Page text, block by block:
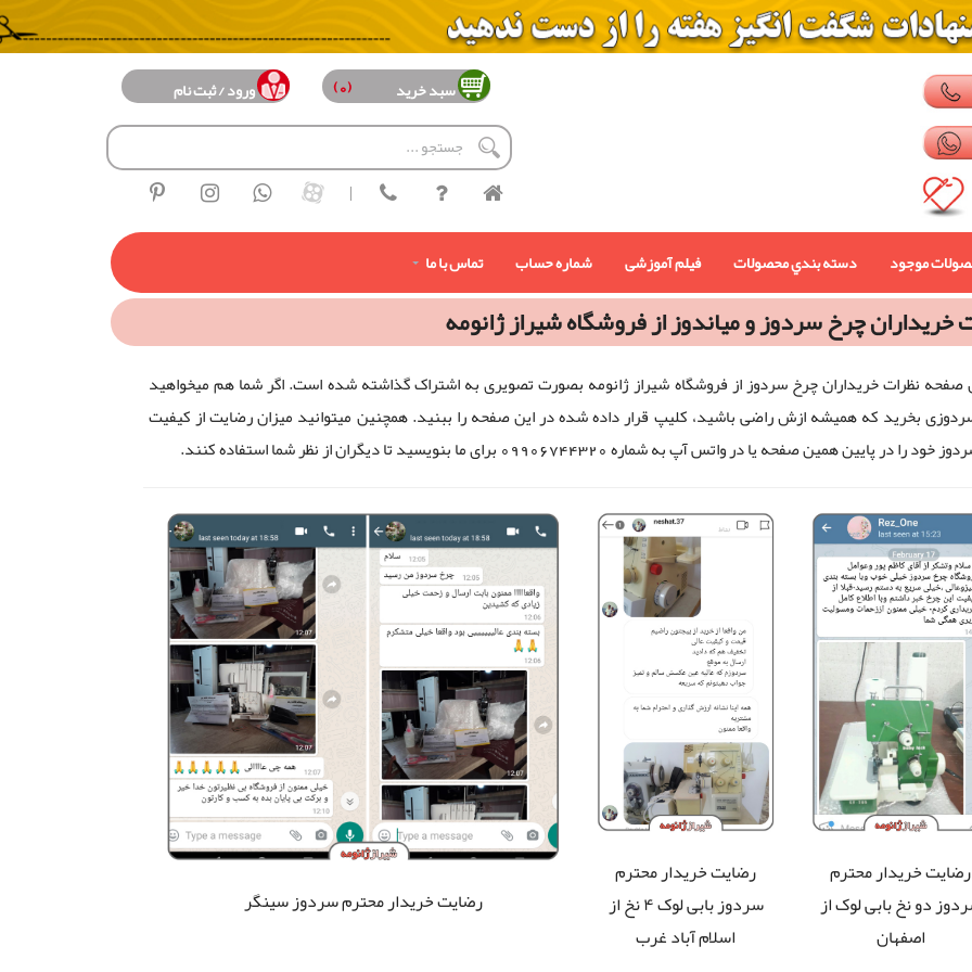
سبد خرید (0) ورود / ثبت نام
|
موجود دسته بندي محصولات فیلم آموزشی شماره حساب تماس با ما
خریداران چرخ سردوز و میاندوز از فروشگاه شیراز ژانومه
صفحه نظرات خریداران چرخ سردوز از فروشگاه شیراز ژانومه بصورت تصویری به اشتراک گذاشته شده است. اگر شما هم میخواهید
بخرید که همیشه ازش راضی باشید، کلیپ قرار داده شده در این صفحه را ببنید. همچنین میتوانید میزان رضایت از کیفیت
را در پایین همین صفحه یا در واتس آپ به شماره 09906744320 برای ما بنویسید تا دیگران از نظر شما استفاده کنند.
رضایت خریدار محترم
دو نخ بابی لوکاز
اصفهان
رضایت خریدار محترم
سردوز بابی لوک ۴ نخ از
اسلام آباد غرب
رضایت خریدار محترم سردوز سینگر